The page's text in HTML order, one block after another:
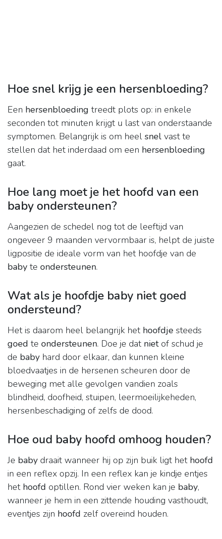
Hoe snel krijg je een hersenbloeding?
Een hersenbloeding treedt plots op: in enkele
seconden tot minuten krijgt u last van onderstaande
symptomen. Belangrijk is om heel snel vast te
stellen dat het inderdaad om een hersenbloeding
gaat.
Hoe lang moet je het hoofd van een
baby ondersteunen?
Aangezien de schedel nog tot de leeftijd van
ongeveer 9 maanden vervormbaar is, helpt de juiste
ligpositie de ideale vorm van het hoofdje van de
baby te ondersteunen.
Wat als je hoofdje baby niet goed
ondersteund?
Het is daarom heel belangrijk het hoofdje steeds
goed te ondersteunen. Doe je dat nietof schud je
de baby hard door elkaar, dan kunnen kleine
bloedvaatjes in de hersenen scheuren door de
beweging met alle gevolgen vandien zoals
blindheid, doofheid, stuipen, leermoeilijkeheden,
hersenbeschadiging of zelfs de dood.
Hoe oud baby hoofd omhoog houden?
Je baby draait wanneer hij op zijn buik ligt het hoofd
in een reflex opzij. In een reflex kan je kindje entjes
het hoofd optillen. Rond vier weken kan je baby,
wanneer je hem in een zittende houding vasthoudt,
eventjes zijn hoofd zelf overeind houden.